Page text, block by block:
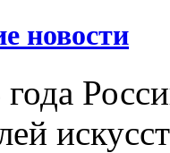
новости